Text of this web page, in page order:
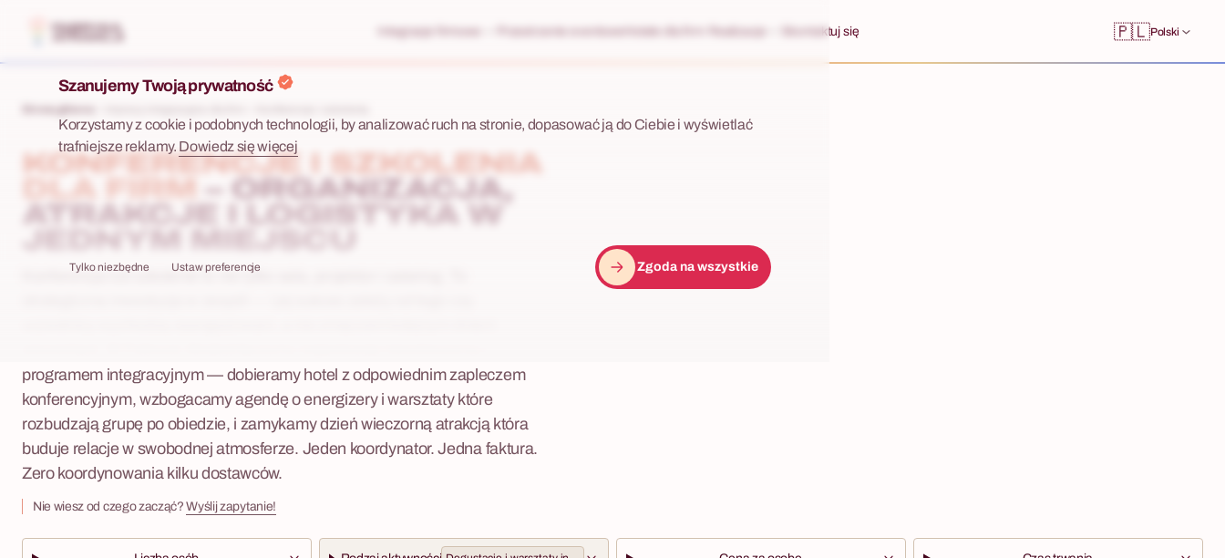
Integracje firmowe Skontaktuj się 🇵🇱Polski
Szanujemy Twoją prywatność
Korzystamy z cookie i podobnych technologii, by analizować ruch na stronie, dopasować ją do Ciebie i wyświetlać
trafniejsze reklamy. Dowiedz się więcej
Tylko niezbędne Ustaw preferencje Zgoda na wszystkie
KONFERENCJE I SZKOLENIA
DLA FIRM
– ORGANIZACJA,
ATRAKCJE I LOGISTYKA W
JEDNYM MIEJSCU
Konferencja lub szkolenie to nie tylko sala, projektor i catering. To
programem integracyjnym — dobieramy hotel z odpowiednim zapleczem
konferencyjnym, wzbogacamy agendę o energizery i warsztaty które
rozbudzają grupę po obiedzie, i zamykamy dzień wieczorną atrakcją która
buduje relacje w swobodnej atmosferze. Jeden koordynator. Jedna faktura.
Zero koordynowania kilku dostawców.
Nie wiesz od czego zacząć?Wyślij zapytanie!